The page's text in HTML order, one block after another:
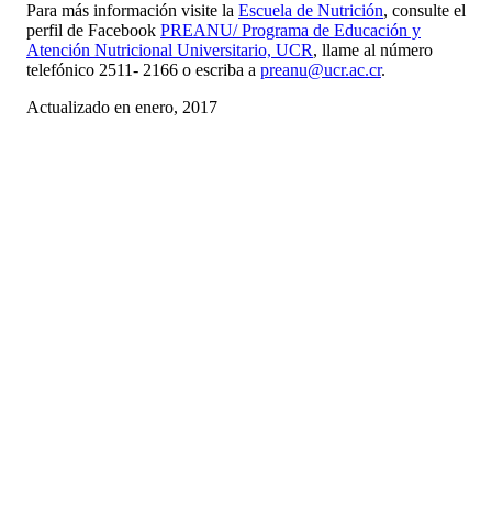
Para más información visite la Escuela de Nutrición, consulte el
perfil de Facebook PREANU/ Programa de Educación y
Atención Nutricional Universitario, UCR, llame al número
telefónico 2511- 2166 o escriba a preanu@ucr.ac.cr.
Actualizado en enero, 2017